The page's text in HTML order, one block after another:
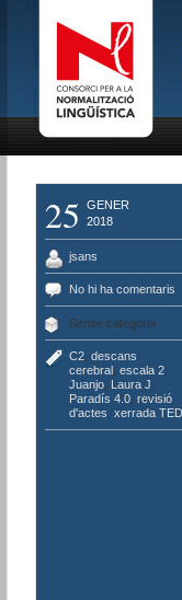
25
GENER
2018
jsans
No hi ha comentaris
Sense categoria
C2, descans
cerebral, escala 2,
Juanjo, Laura J
Paradís 4.0, revisió
d'actes xerrada TED